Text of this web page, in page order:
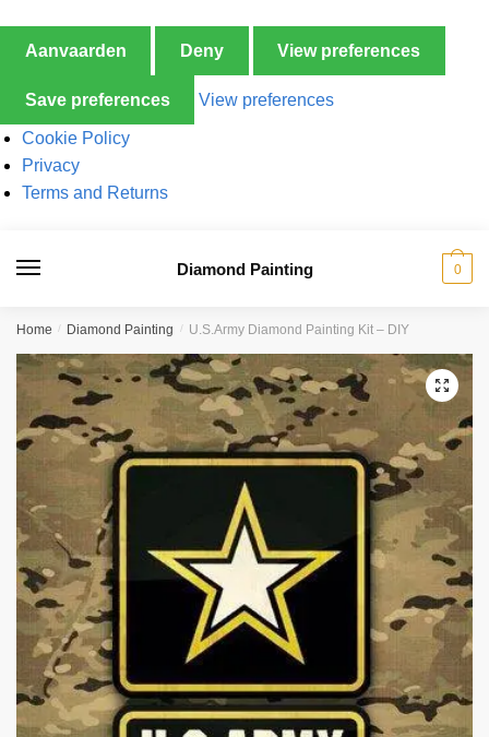
Aanvaarden Deny View preferences
Save preferences View preferences
Cookie Policy
Privacy
Terms and Returns
Diamond Painting 0
Home / Diamond Painting / U.S.Army Diamond Painting Kit – DIY
🔍